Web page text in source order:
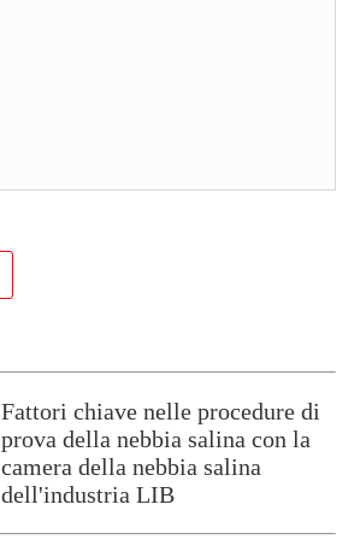
Fattori chiave nelle procedure di
prova della nebbia salina con la
camera della nebbia salina
dell'industria LIB